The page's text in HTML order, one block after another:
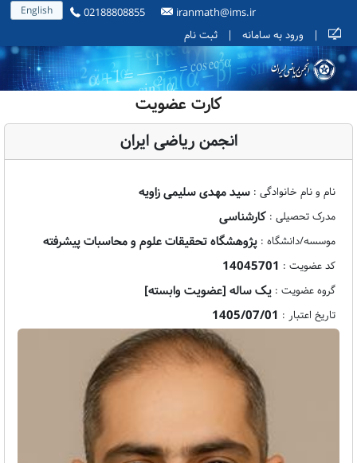
English 02188808855
iranmath@ims.ir
|
ورود به سامانه | ثبت نام
کارت عضویت
انجمن ریاضی ایران
نام و نام خانوادگی : سید مهدی سلیمی زاویه
مدرک تحصیلی : کارشناسی
موسسه/دانشگاه : پژوهشگاه تحقیقات علوم و محاسبات پیشرفته
کد عضویت : 14045701
گروه عضویت : یک ساله [عضویت وابسته]
تاریخ اعتبار : 1405/07/01